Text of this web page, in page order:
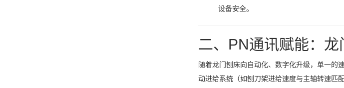
设备安全。
二、PN通讯赋能：龙
随着龙门刨床向自动化、数字化升级，单一
动进给系统（如刨刀架进给速度与主轴转速匹